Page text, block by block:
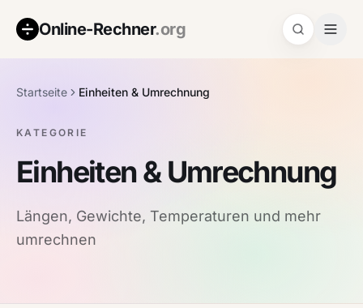
Online-Rechner.org
Startseite Einheiten & Umrechnung
KATEGORIE
Einheiten & Umrechnung
Längen, Gewichte, Temperaturen und mehr
umrechnen